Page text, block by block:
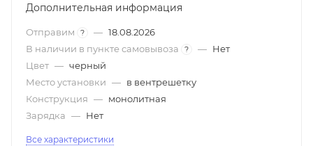
Дополнительная информация
Отправим ? — 18.08.2026
В наличии в пункте самовывоза
? — Нет
Цвет — черный
Место установки — в вентрешетку
Конструкция — монолитная
Зарядка — Нет
Все характеристики